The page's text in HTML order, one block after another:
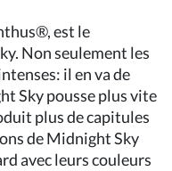
est le
Non seulement les
il en va de
Sky pousse plus vite
plus de capitules
de Midnight Sky
avec leurs couleurs